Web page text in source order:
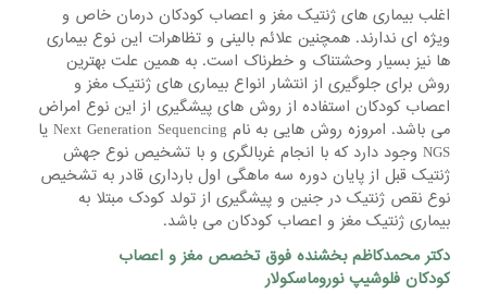
اغلب بیماری های ژنتیک مغز و اعصاب کودکان درمان خاص و
ویژه ای ندارند. همچنین علائم بالینی و تظاهرات این نوع بیماری
ها نیز بسیار وحشتناک و خطرناک است. به همین علت بهترین
روش برای جلوگیری از انتشار انواع بیماری های ژنتیک مغز و
اعصاب کودکان استفاده از روش های پیشگیری از این نوع امراض
می باشد. امروزه روش هایی به نام Next Generation Sequencing یا
NGS وجود دارد که با انجام غربالگری و با تشخیص نوع جهش
ژنتیک قبل از پایان دوره سه ماهگی اول بارداری قادر به تشخیص
نوع نقص ژنتیک در جنین و پیشگیری از تولد کودک مبتلا به
بیماری ژنتیک مغز و اعصاب کودکان می باشد.
دکتر محمدکاظم بخشنده فوق تخصص مغز و اعصاب
کودکان فلوشیپ نوروماسکولار